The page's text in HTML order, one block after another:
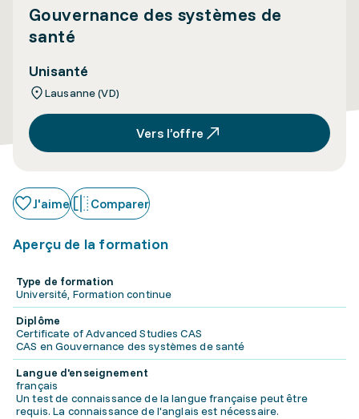
Gouvernance des systèmes de
santé
Unisanté
Lausanne (VD)
Vers l’offre
J'aime Comparer
Aperçu de la formation
Type de formation
Université, Formation continue
Diplôme
Certificate of Advanced Studies CAS
CAS en Gouvernance des systèmes de santé
Langue d'enseignement
français
Un test de connaissance de la langue française peut être
requis. La connaissance de l'anglais est nécessaire.